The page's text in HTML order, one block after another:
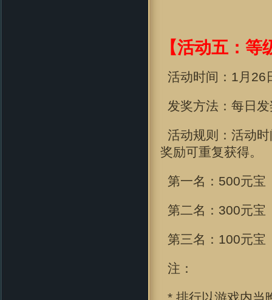
【活动五：
活动时间： 1月26
发奖方法：每日
活动规则：活动
奖励可重复获得。
第一名：500元宝
第二名：300元宝
第三名：100元宝
注：